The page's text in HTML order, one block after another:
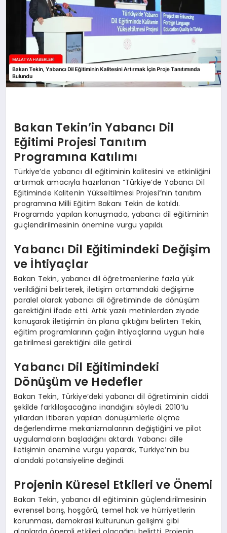
SIYASET
SPOR
TEKNOLOJI
Bakan Tekin’in Yabancı Dil
Eğitimi Projesi Tanıtım
Programına Katılımı
Türkiye’de yabancı dil eğitiminin kalitesini ve etkinliğini
artırmak amacıyla hazırlanan “Türkiye’de Yabancı Dil
Eğitiminde Kalitenin Yükseltilmesi Projesi”nin tanıtım
programına Milli Eğitim Bakanı Tekin de katıldı.
Programda yapılan konuşmada, yabancı dil eğitiminin
güçlendirilmesinin önemine vurgu yapıldı.
Yabancı Dil Eğitimindeki Değişim
ve İhtiyaçlar
Bakan Tekin, yabancı dil öğretmenlerine fazla yük
verildiğini belirterek, iletişim ortamındaki değişime
paralel olarak yabancı dil öğretiminde de dönüşüm
gerektiğini ifade etti. Artık yazılı metinlerden ziyade
konuşarak iletişimin ön plana çıktığını belirten Tekin,
eğitim programlarının çağın ihtiyaçlarına uygun hale
getirilmesi gerektiğini dile getirdi.
Yabancı Dil Eğitimindeki
Dönüşüm ve Hedefler
Bakan Tekin, Türkiye’deki yabancı dil öğretiminin ciddi
şekilde farklılaşacağına inandığını söyledi. 2010’lu
yıllardan itibaren yapılan dönüşümlerle ölçme
değerlendirme mekanizmalarının değiştiğini ve pilot
uygulamaların başladığını aktardı. Yabancı dille
iletişimin önemine vurgu yaparak, Türkiye’nin bu
alandaki potansiyeline değindi.
Projenin Küresel Etkileri ve Önemi
Bakan Tekin, yabancı dil eğitiminin güçlendirilmesinin
evrensel barış, hoşgörü, temel hak ve hürriyetlerin
korunması, demokrasi kültürünün gelişimi gibi